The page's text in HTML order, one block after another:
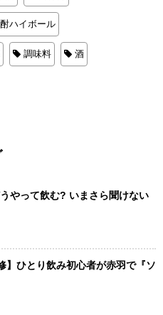
ハイボール
調味料 酒
やって飲む? いまさら聞けない
】ひとり飲み初心者が赤羽で『ソ